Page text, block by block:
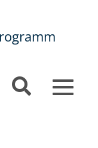
Toggle